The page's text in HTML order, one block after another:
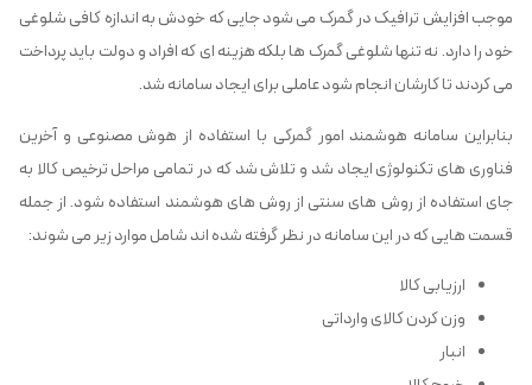
موجب افزایش ترافیک در گمرک می شود جایی که خودش به اندازه کافی شلوغی
خود را دارد. نه تنها شلوغی گمرک ها بلکه هزینه ای که افراد و دولت باید پرداخت
می کردند تا کارشان انجام شود عاملی برای ایجاد سامانه شد.
بنابراین سامانه هوشمند امور گمرکی با استفاده از هوش مصنوعی و آخرین
فناوری های تکنولوژی ایجاد شد و تلاش شد که در تمامی مراحل ترخیص کالا به
جای استفاده از روش های سنتی از روش های هوشمند استفاده شود. از جمله
قسمت هایی که در این سامانه در نظر گرفته شده اند شامل موارد زیر می شوند:
ارزیابی کالا
وزن کردن کالای وارداتی
انبار